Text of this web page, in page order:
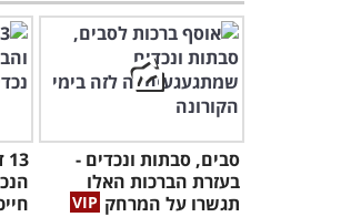
סבים, סבתות ונכדים -
בעזרת הברכות האלו
תגשרו על המרחק